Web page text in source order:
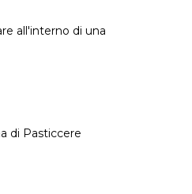
all'interno di una
di Pasticcere